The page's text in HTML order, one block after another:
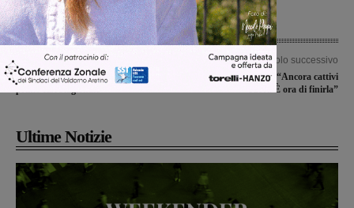
Articolo precedente
Aquilotti a Sinalunga per il loro
Articolo successivo
Discarica, il Comitato “Ancora cattivi
odori. È ora di finirla”
Ultime Notizie